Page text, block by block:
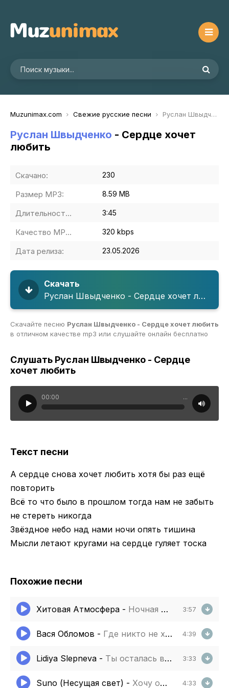
Muzunimax.com Свежие русские песни Руслан Швыдченко - Сердце хочет любить
Руслан Швыдченко - Сердце хочет
любить
Скачано: 230
Размер MP3: 8.59 MB
Длительность MP3: 3:45
Качество MP3: 320 kbps
Дата релиза: 23.05.2026
Скачать
Руслан Швыдченко - Сердце хочет любить
Скачайте песню Руслан Швыдченко - Сердце хочет любить
в отличном качестве mp3 или слушайте онлайн бесплатно
Слушать Руслан Швыдченко - Сердце
хочет любить
00:00 ...
Текст песни
А сердце снова хочет любить хотя бы раз ещё
повторить
Всё то что было в прошлом тогда нам не забыть
не стереть никогда
Звёздное небо над нами ночи опять тишина
Мысли летают кругами на сердце гуляет тоска
Похожие песни
Хитовая Атмосфера - Ночная дорога 3:57
Вася Обломов - Где никто не хочет войны 4:39
Lidiya Slepneva - Ты осталась в сердце 3:33
Suno (Несущая свет) - Хочу одну тебя любить 4:33